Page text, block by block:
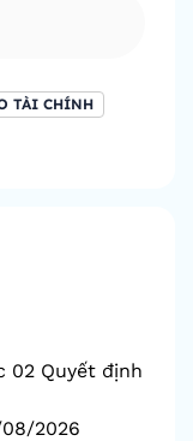
TÀI CHÍNH
02 Quyết định
2026